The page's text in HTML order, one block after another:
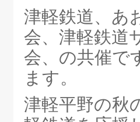
津軽鉄道、あ
会、津軽鉄道
会、の共催で
ます。
津軽平野の秋